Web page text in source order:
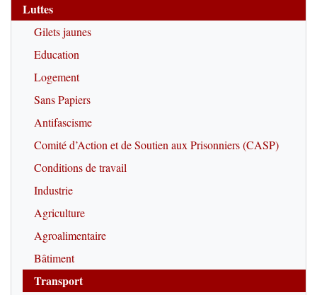
Luttes
Gilets jaunes
Education
Logement
Sans Papiers
Antifascisme
Comité d’Action et de Soutien aux Prisonniers (CASP)
Conditions de travail
Industrie
Agriculture
Agroalimentaire
Bâtiment
Transport